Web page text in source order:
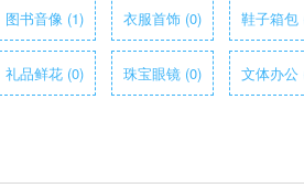
图书音像 (1) 衣服首饰 (0) 鞋子箱包
礼品鲜花 (0) 珠宝眼镜 (0) 文体办公